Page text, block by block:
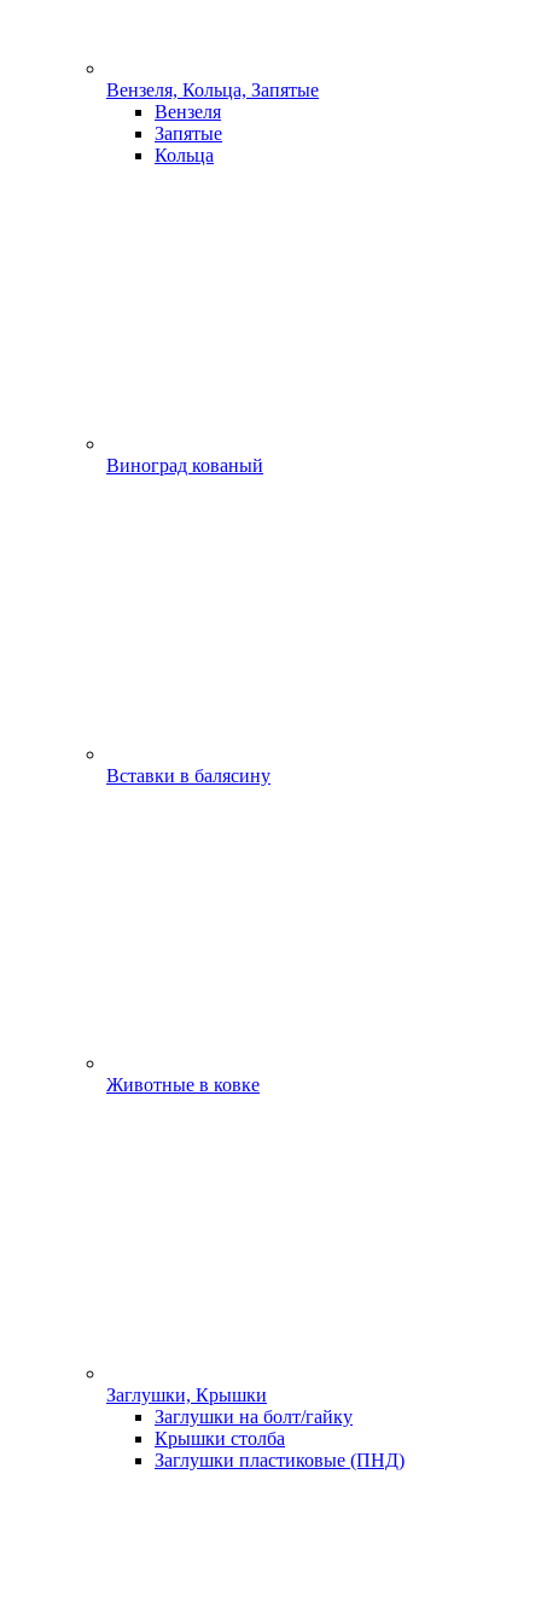
Вензеля, Кольца, Запятые
Вензеля
Запятые
Кольца
Виноград кованый
Вставки в балясину
Животные в ковке
Заглушки, Крышки
Заглушки на болт/гайку
Крышки столба
Заглушки пластиковые (ПНД)